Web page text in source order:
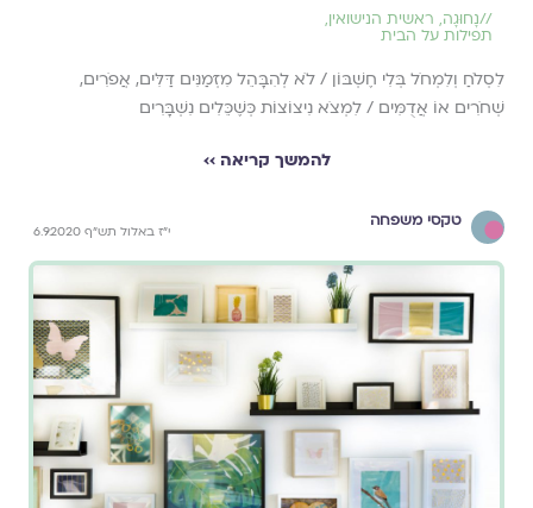
//נָחוּגָה, ראשית הנישואין,
תפילות על הבית
לִסְלֹחַ וְלִמְחֹל בְּלִי חֶשְׁבּוֹן / לֹא לְהִבָּהֵל מִזְּמַנִּים דַּלִּים, אֲפֹרִים,
שְׁחֹרִים אוֹ אֲדֻמִּים / לִמְצֹא נִיצוֹצוֹת כְּשֶׁכֵּלִים נִשְׁבָּרִים
להמשך קריאה ››
טקסי משפחה
י"ז באלול תש"ף 6.9.2020